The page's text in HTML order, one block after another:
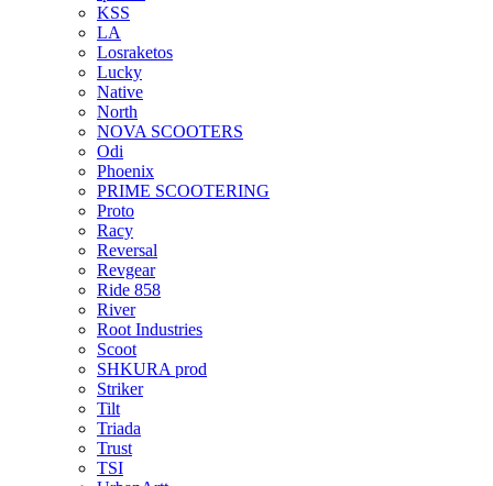
KSS
LA
Losraketos
Lucky
Native
North
NOVA SCOOTERS
Odi
Phoenix
PRIME SCOOTERING
Proto
Racy
Reversal
Revgear
Ride 858
River
Root Industries
Scoot
SHKURA рrоd
Striker
Tilt
Triada
Trust
TSI